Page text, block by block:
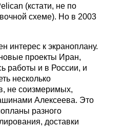
(кстати, не по
схеме). Но в 2003
интерес к экраноплану.
проекты Иран,
работы и в России, и
несколько
не соизмеримых,
Алексеева. Это
разного
доставки